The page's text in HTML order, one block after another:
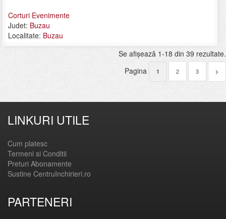
Corturi Evenimente
Judet: Buzau
Localitate: Buzau
Se afişează 1-18 din 39 rezultate.
Pagina
1 2 3 >
LINKURI UTILE
Cum platesc
Termeni si Conditii
Preturi Abonamente
Sustine CentruInchirieri.ro
PARTENERI